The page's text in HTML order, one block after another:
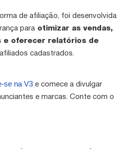
de afiliação, foi desenvolvida
para otimizar as vendas,
e oferecer relatórios de
cadastrados.
se na V3 e comece a divulgar
e marcas. Conte com o